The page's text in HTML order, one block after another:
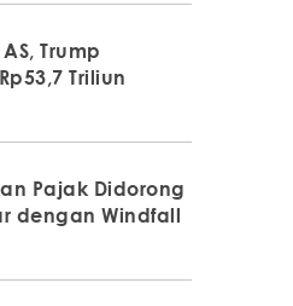
Trump
Triliun
Pajak Didorong
dengan Windfall